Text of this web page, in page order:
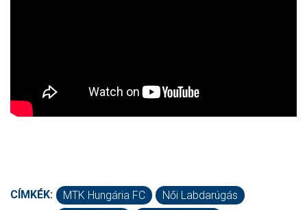
CÍMKÉK: MTK Hungária FC
Női Labdarúgás